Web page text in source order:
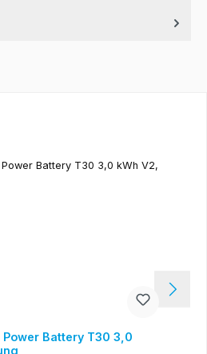
Battery T30 3,0